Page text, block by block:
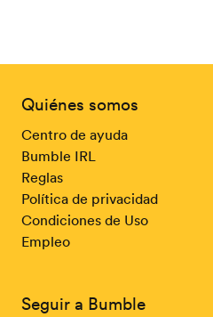
Quiénes somos
Centro de ayuda
Bumble IRL
Reglas
Política de privacidad
Condiciones de Uso
Empleo
Seguir a Bumble